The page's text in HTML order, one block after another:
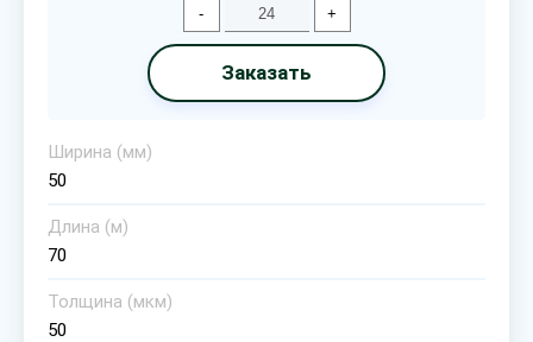
- +
Заказать
Ширина (мм)
50
Длина (м)
70
Толщина (мкм)
50